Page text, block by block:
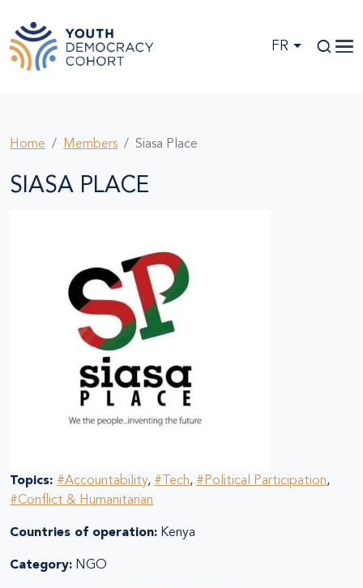
FR
Home Members Siasa Place
SIASA PLACE
Topics: #Accountability, #Tech, #Political Participation,
#Conflict & Humanitarian
Countries of operation: Kenya
Category: NGO